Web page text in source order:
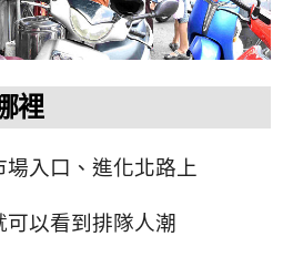
裡
場入口、進化北路上
可以看到排隊人潮